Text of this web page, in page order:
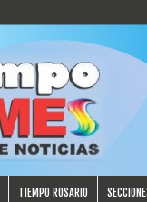
TIEMPO ROSARIO